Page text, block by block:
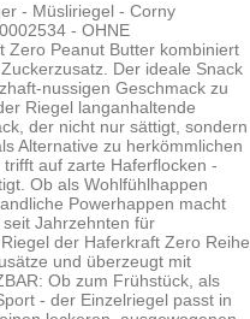
- Müsliriegel - Corny
- OHNE
Zero Peanut Butter kombiniert
Der ideale Snack
nussigen Geschmack zu
Riegel langanhaltende
der nicht nur sättigt, sondern
Alternative zu herkömmlichen
auf zarte Haferflocken -
Ob als Wohlfühlhappen
Powerhappen macht
Jahrzehnten für
der Haferkraft Zero Reihe
und überzeugt mit
Ob zum Frühstück, als
- der Einzelriegel passt in